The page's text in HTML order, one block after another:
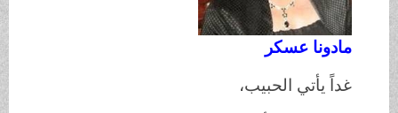
مادونا عسكر
غداً يأتي الحبيب،